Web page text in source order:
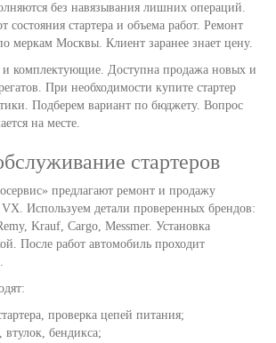
без навязывания лишних операций.
состояния стартера и объема работ. Ремонт
меркам Москвы. Клиент заранее знает цену.
и комплектующие. Доступна продажа новых и
При необходимости купите стартер
Подберем вариант по бюджету. Вопрос
на месте.
стартеров
предлагают ремонт и продажу
VX. Используем детали проверенных брендов:
Krauf, Cargo, Messmer. Установка
После работ автомобиль проходит
проверка цепей питания;
втулок, бендикса;